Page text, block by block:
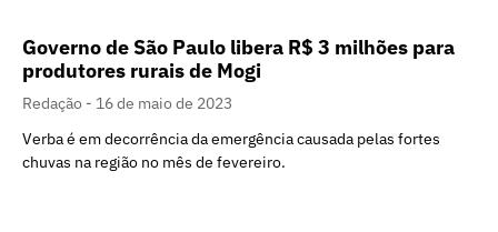
Governo de São Paulo libera R$ 3 milhões para
produtores rurais de Mogi
Redação
16 de maio de 2023
Verba é em decorrência da emergência causada pelas fortes
chuvas na região no mês de fevereiro.